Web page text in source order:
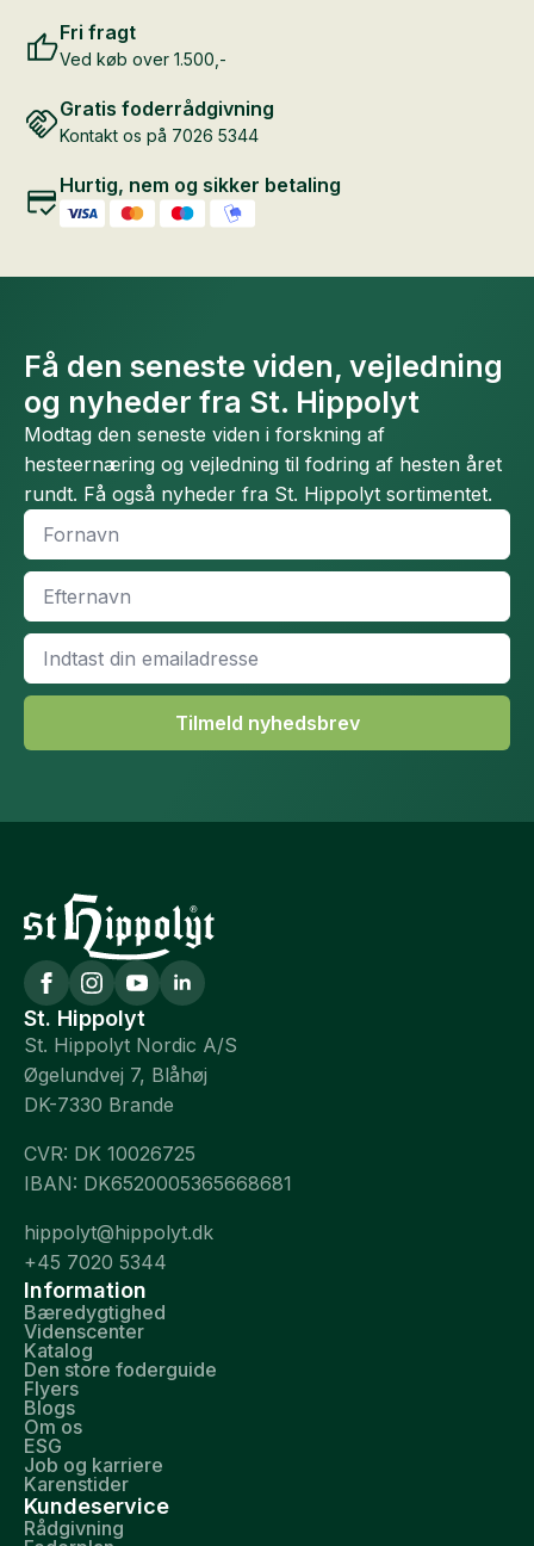
Fri fragt
Ved køb over 1.500,-
Gratis foderrådgivning
Kontakt os på 7026 5344
Hurtig, nem og sikker betaling
Få den seneste viden, vejledning
og nyheder fra St. Hippolyt
Modtag den seneste viden i forskning af
hesteernæring og vejledning til fodring af hesten året
rundt. Få også nyheder fra St. Hippolyt sortimentet.
Fornavn
Efternavn
Email
Tilmeld nyhedsbrev
St. Hippolyt
St. Hippolyt Nordic A/S
Øgelundvej 7, Blåhøj
DK-7330 Brande
CVR: DK 10026725
IBAN: DK6520005365668681
hippolyt@hippolyt.dk
+45 7020 5344
Information
Bæredygtighed
Videnscenter
Katalog
Den store foderguide
Flyers
Blogs
Om os
ESG
Job og karriere
Karenstider
Kundeservice
Rådgivning